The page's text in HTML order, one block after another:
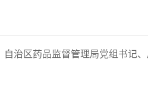
自治区药品监督管理局党组书记、局长